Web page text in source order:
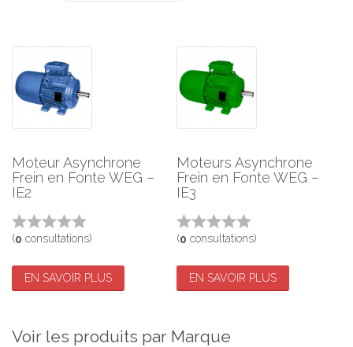
Moteur Asynchrone
Frein en Fonte WEG –
IE2
(0 consultations)
EN SAVOIR PLUS
Moteurs Asynchrone
Frein en Fonte WEG –
IE3
(0 consultations)
EN SAVOIR PLUS
Voir les produits par Marque